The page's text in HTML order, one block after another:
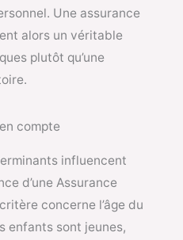
Une assurance
alors un véritable
plutôt qu’une
compte
influencent
d’une Assurance
concerne l’âge du
enfants sont jeunes,